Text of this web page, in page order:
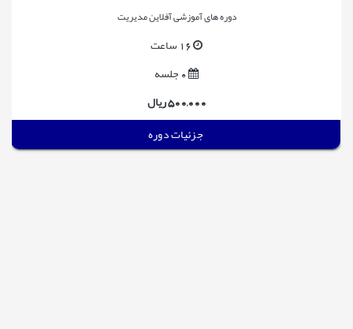
دوره های آموزشی آفلاین مدیریت
16 ساعت
500,000 ریال
جزئیات دوره